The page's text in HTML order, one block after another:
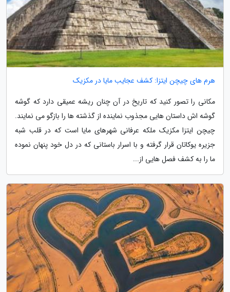
هرم های چیچن ایتزا: کشف عجایب مایا در مکزیک
مکانی را تصور کنید که تاریخ در آن چنان ریشه عمیقی دارد که گوشه
گوشه اش داستان هایی مجذوب نماینده از گذشته ها را بازگو می نمایند.
چیچن ایتزا مکزیک ملکه عرفانی شهرهای مایا است که در قلب شبه
جزیره یوکاتان قرار گرفته و با اسرار باستانی که در دل خود پنهان نموده
ما را به کشف فصل هایی از...